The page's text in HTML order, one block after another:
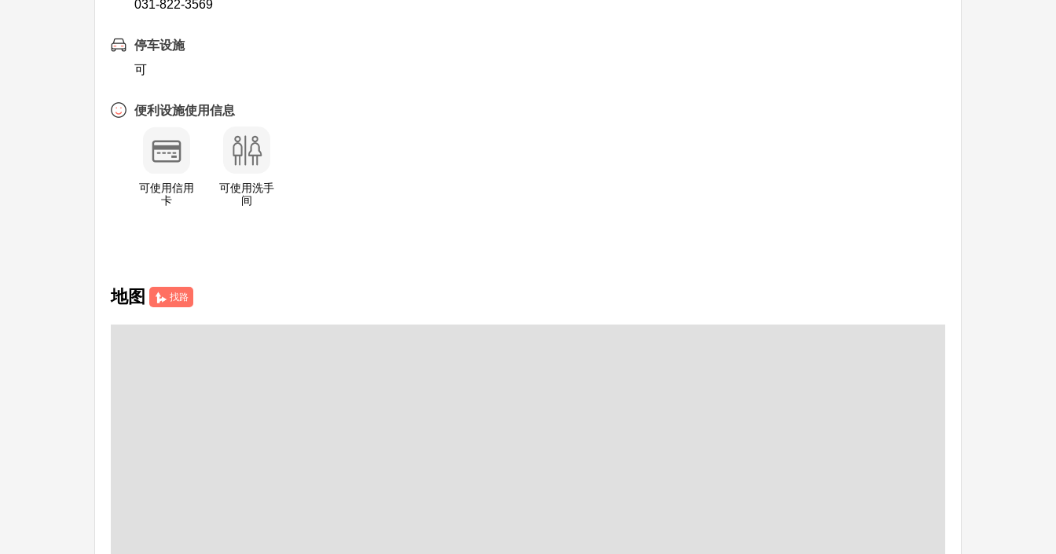
031-822-3569
停车设施
可
便利设施使用信息
可使用信用
卡
可使用洗手
间
地图 找路